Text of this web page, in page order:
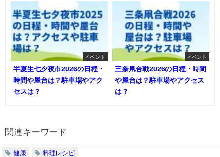
イベント
半夏生七夕夜市2026の日程・
時間や屋台は？駐車場やアク
セスは？
イベント
三条凧合戦2026の日程・時間
や屋台は？駐車場やアクセス
は？
関連キーワード
健康 料理レシピ